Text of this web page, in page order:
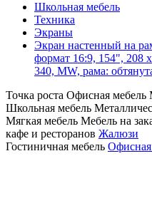
Школьная мебель
Техника
Экраны
Экран настенный на
формат 16:9, 154", 208
340, MW, рама:
Точка роста Офисная мебель
Школьная мебель
Мягкая мебель Мебель на
кафе и ресторанов Жалюзи
Гостиничная мебель